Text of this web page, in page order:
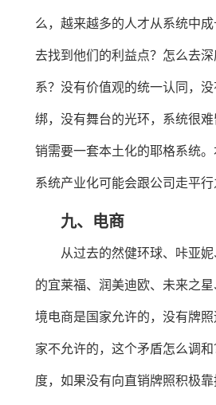
么，越来越多的人才从系统中
去找到他们的利益点？怎么去
系？没有价值观的统一认同，
绑，没有舞台的光环，系统很
销需要一套本土化的耶格系统
系统产业化可能会跟公司走平行
九、电商
从过去的然健环球、咔亚
的宜莱福、润美迪欧、未来之
境电商是国家允许的，没有牌
家不允许的，这个矛盾怎么调
度，如果没有向直销牌照积极